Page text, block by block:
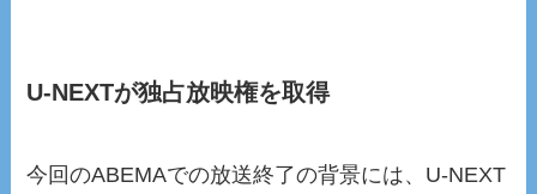
U-NEXTが独占放映権を取得
今回のABEMAでの放送終了の背景には、U-NEXT